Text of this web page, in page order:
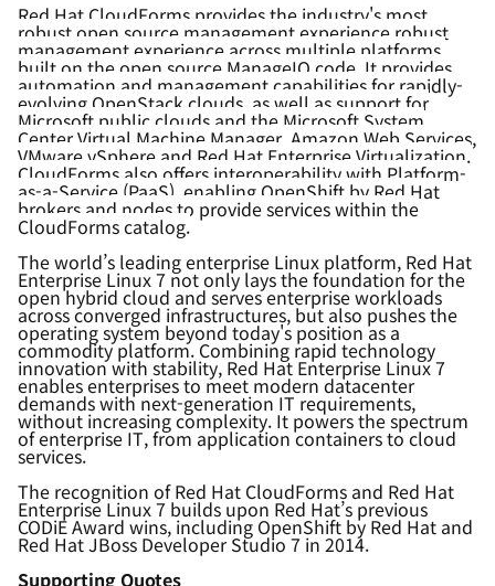
Red Hat CloudForms providesthe industry's most
robust open source management experience robust
management experience across multiple platforms,
built on the open source ManageIQ code. It provides
automation and management capabilities for rapidly-
evolving OpenStack clouds, as well as support for
Microsoft public clouds and the Microsoft System
Center Virtual Machine Manager, Amazon Web Services,
VMware vSphere and Red Hat Enterprise Virtualization.
CloudForms also offers interoperability with Platform-
as-a-Service (PaaS) enabling OpenShift by Red Hat
brokers and nodes to provide services within the
CloudForms catalog.
The world’s leading enterprise Linux platform, Red Hat
Enterprise Linux 7 not only lays the foundation for the
open hybrid cloud and serves enterprise workloads
across converged infrastructures, but also pushes the
operating system beyond today's position as a
commodity platform. Combining rapid technology
innovation with stability, Red Hat Enterprise Linux 7
enables enterprises to meet modern datacenter
demands with next-generation IT requirements,
without increasing complexity. It powers the spectrum
of enterprise IT, from application containers to cloud
services.
The recognition of Red Hat CloudForms and Red Hat
Enterprise Linux 7 builds upon Red Hat’s previous
CODiE Award wins, including OpenShift by Red Hat and
Red Hat JBoss Developer Studio 7 in 2014.
Supporting Quotes